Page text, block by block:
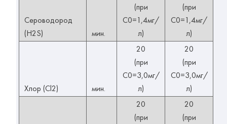
Сероводород
(H2S)
мин.
(при
С0=1,4мг/
л)
(при
С0=1,4мг/
л)
Хлор (Cl2) мин.
20
(при
С0=3,0мг/
л)
20
(при
С0=3,0мг/
л)
20
(при
20
(при